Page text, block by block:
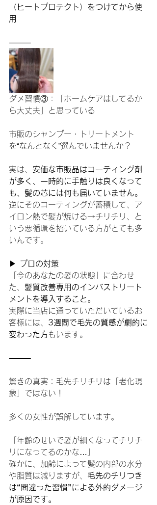
（ヒートプロテクト）をつけてから使
用
⸻
ダメ習慣③：「ホームケアはしてるか
ら大丈夫」と思っている
市販のシャンプー・トリートメント
を“なんとなく”選んでいませんか？
実は、 安価な市販品はコーティング剤
が多く、一時的に手触りは良くなって
も、髪の芯には何も届いていません。
逆にそのコーティングが蓄積して、ア
イロン熱で髪が焼ける→チリチリ、と
いう悪循環を招いている方がとても多
いんです。
▶
プロの対策
「今のあなたの髪の状態」に合わせ
た、 髪質改善専用のインバストリート
メントを導入すること。
実際に当店に通っていただいているお
客様には、 3週間で毛先の質感が劇的に
変わった方もいます。
⸻
驚きの真実：毛先チリチリは「老化現
象」ではない！
多くの女性が誤解しています。
「年齢のせいで髪が細くなってチリチ
リになってるのかな…」
確かに、加齢によって髪の内部の水分
や脂質は減りますが、 毛先のチリつき
は“間違った習慣”による外的ダメージ
が原因です。